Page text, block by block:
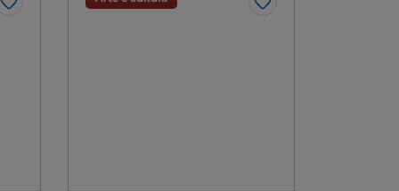
Like Like